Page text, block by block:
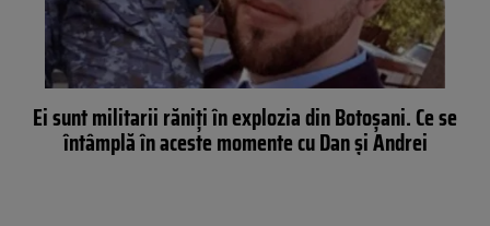
Ei sunt militarii răniți în explozia din Botoșani. Ce se
întâmplă în aceste momente cu Dan și Andrei